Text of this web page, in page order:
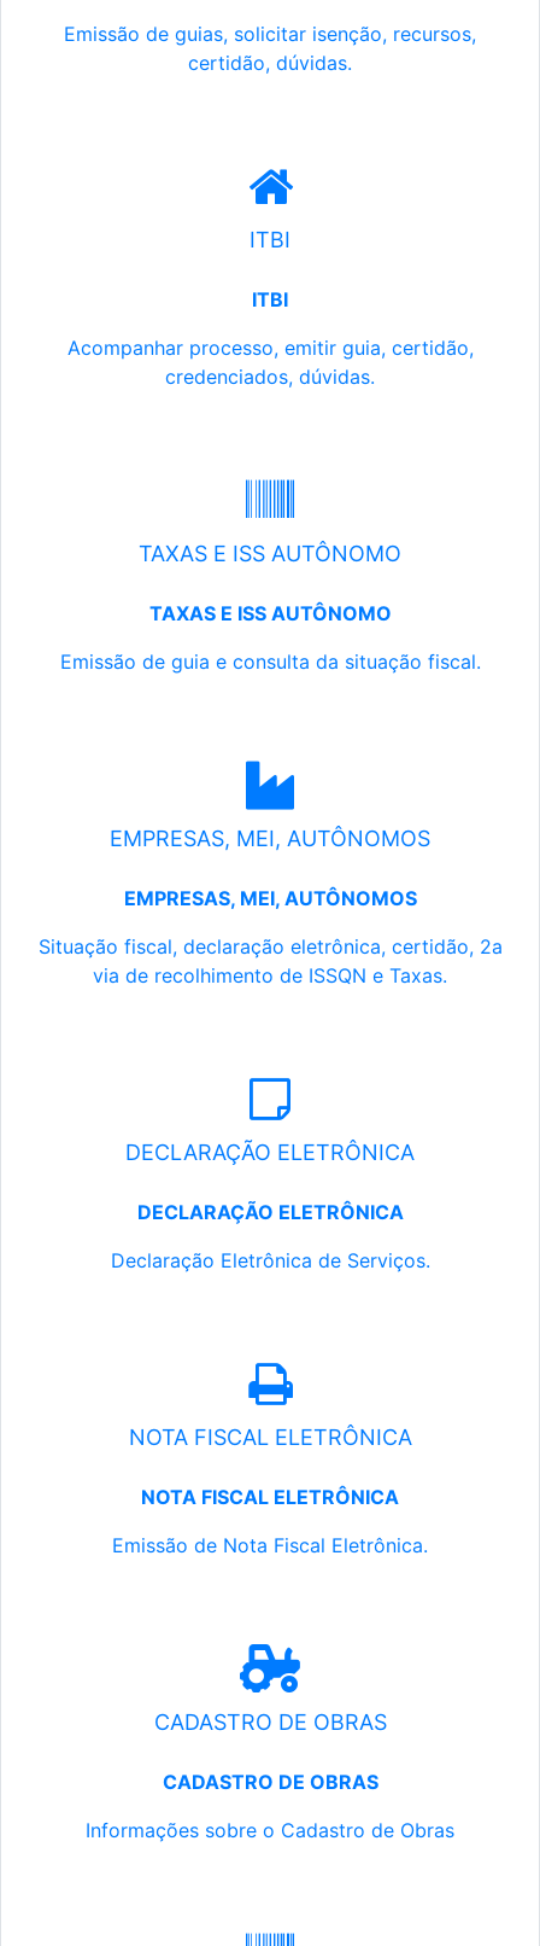
Emissão de guias, solicitar isenção, recursos,
certidão, dúvidas.
ITBI
ITBI
Acompanhar processo, emitir guia, certidão,
credenciados, dúvidas.
TAXAS E ISS AUTÔNOMO
TAXAS E ISS AUTÔNOMO
Emissão de guia e consulta da situação fiscal.
EMPRESAS, MEI, AUTÔNOMOS
EMPRESAS, MEI, AUTÔNOMOS
Situação fiscal, declaração eletrônica, certidão, 2a
via de recolhimento de ISSQN e Taxas.
DECLARAÇÃO ELETRÔNICA
DECLARAÇÃO ELETRÔNICA
Declaração Eletrônica de Serviços.
NOTA FISCAL ELETRÔNICA
NOTA FISCAL ELETRÔNICA
Emissão de Nota Fiscal Eletrônica.
CADASTRO DE OBRAS
CADASTRO DE OBRAS
Informações sobre o Cadastro de Obras